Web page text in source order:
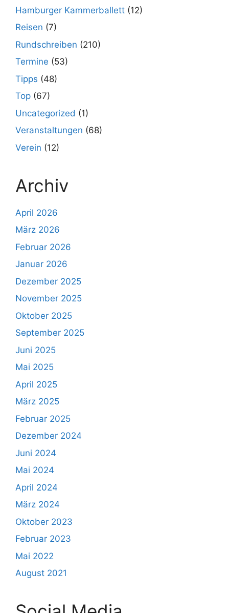
Hamburger Kammerballett (12)
Reisen (7)
Rundschreiben (210)
Termine (53)
Tipps (48)
Top (67)
Uncategorized (1)
Veranstaltungen (68)
Verein (12)
Archiv
April 2026
März 2026
Februar 2026
Januar 2026
Dezember 2025
November 2025
Oktober 2025
September 2025
Juni 2025
Mai 2025
April 2025
März 2025
Februar 2025
Dezember 2024
Juni 2024
Mai 2024
April 2024
März 2024
Oktober 2023
Februar 2023
Mai 2022
August 2021